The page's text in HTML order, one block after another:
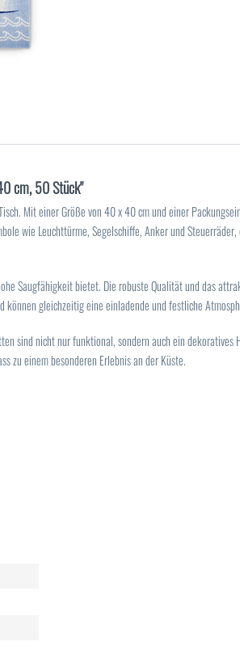
cm, 50 Stück"
Mit einer Größe von 40 x 40 cm und einer
wie Leuchttürme, Segelschiffe, Anker und
Saugfähigkeit bietet. Die robuste Qualität und das
gleichzeitig eine einladende und festliche
sind nicht nur funktional, sondern auch ein
zu einem besonderen Erlebnis an der Küste.